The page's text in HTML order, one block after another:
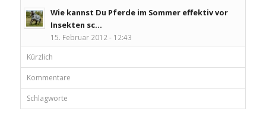
Wie kannst Du Pferde im Sommer effektiv vor
Insekten sc...
15. Februar 2012 - 12:43
Kürzlich
Kommentare
Schlagworte